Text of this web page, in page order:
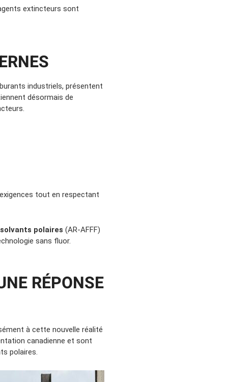
extincteurs sont
industriels, présentent
désormais de
tout en respectant
polaires (AR-AFFF)
sans fluor.
RÉPONSE
à cette nouvelle réalité
canadienne et sont
polaires.